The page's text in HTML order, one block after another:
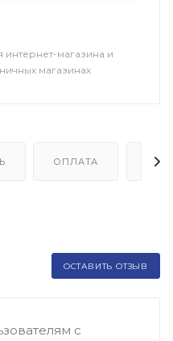
интернет-магазина и
магазинах
ОПЛАТА
ОСТАВИТЬ ОТЗЫВ
с